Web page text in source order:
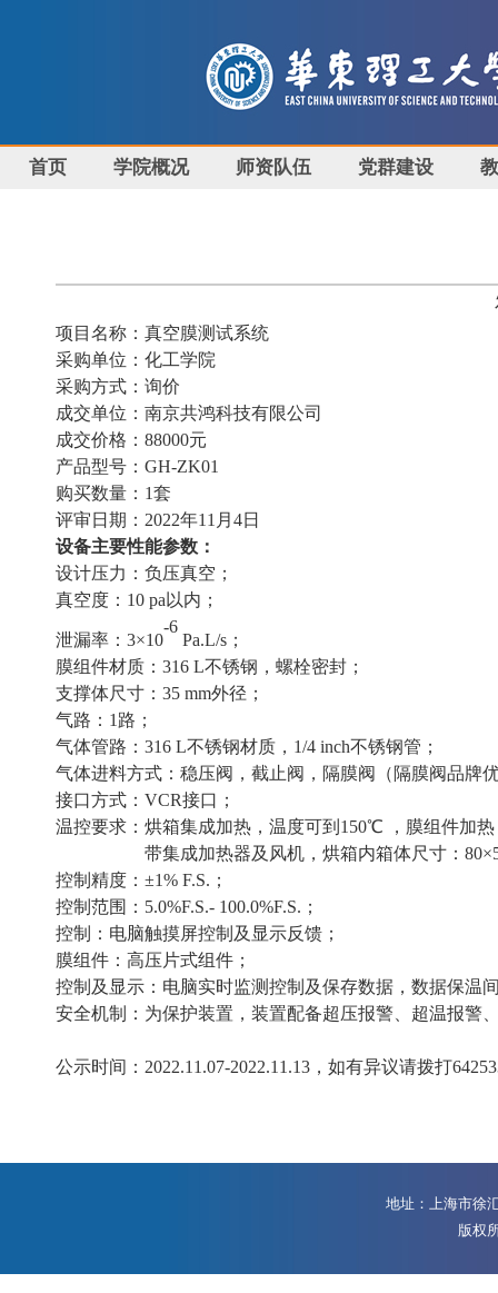
首页 学院概况 师资队伍 党群建设
项目名称：真空膜测试系统
采购单位：化工学院
采购方式：询价
成交单位： 南京共鸿科技有限公司
成交价格： 88000元
产品型号： GH-ZK01
购买数量： 1套
评审日期： 2022年11月4日
设备主要性能参数：
设计压力：负压真空；
真空度： 10 pa以内；
泄漏率： 3×10
-6
Pa.L/s；
膜组件材质： 316 L不锈钢，螺栓密封；
支撑体尺寸： 35 mm外径；
气路： 1路；
气体管路： 316 L不锈钢材质，1/4 inch不锈钢管；
气体进料方式：稳压阀，截止阀，隔膜阀（隔膜阀品牌
接口方式： VCR接口；
温控要求：烘箱集成加热，温度可到 150℃
，膜组件加
带集成加热器及风机，烘箱内箱体尺寸：
控制精度： ±1% F.S. ；
控制范围： 5.0%F.S.- 100.0%F.S. ；
控制：电脑触摸屏控制及显示反馈；
膜组件：高压片式组件；
控制及显示：电脑实时监测控制及保存数据，数据保温
安全机制：为保护装置，装置配备超压报警、超温报警
公示时间：2022.11.07-2022.11.13 ，如有异议请拨打
地址：上海市徐
版权